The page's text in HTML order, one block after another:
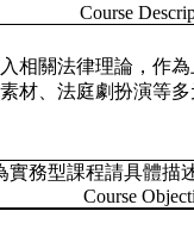
Course
相關法律理論，作
材、法庭劇扮演等
實務型課程請具體描
Course